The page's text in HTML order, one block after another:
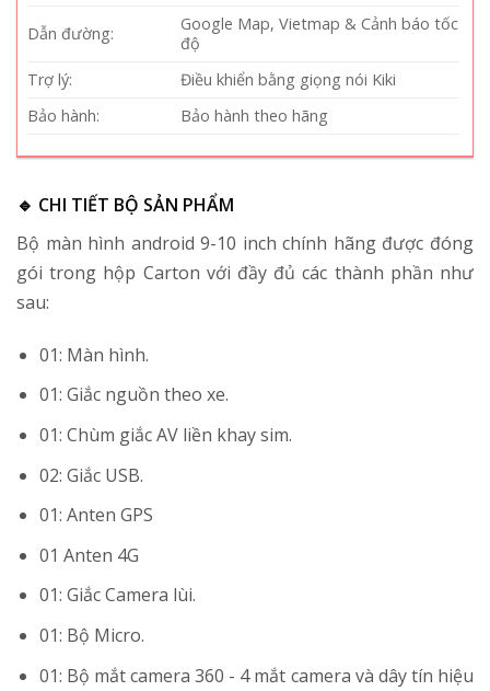
Dẫn đường:
Google Map, Vietmap & Cảnh báo tốc
độ
Trợ lý:
Điều khiển bằng giọng nói Kiki
Bảo hành:
Bảo hành theo hãng
🔹 CHI TIẾT BỘ SẢN PHẨM
Bộ màn hình android 9-10 inch chính hãng được đóng
gói trong hộp Carton với đầy đủ các thành phần như
sau:
01: Màn hình.
01: Giắc nguồn theo xe.
01: Chùm giắc AV liền khay sim.
02: Giắc USB.
01: Anten GPS
01 Anten 4G
01: Giắc Camera lùi.
01: Bộ Micro.
01: Bộ mắt camera 360 - 4 mắt camera và dây tín hiệu